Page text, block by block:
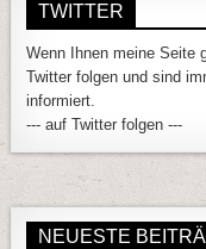
TWITTER
Wenn Ihnen meine Seite
Twitter folgen und sind
informiert.
--- auf Twitter folgen ---
NEUESTE